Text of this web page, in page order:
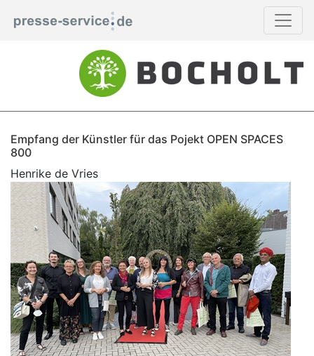
Empfang der Künstler für das Pojekt OPEN SPACES
800
Henrike de Vries